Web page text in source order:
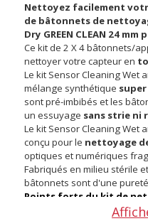
Nettoyez facilement
de bâtonnets de
Dry GREEN CLEAN 24
Ce kit de 2 X 4 bâtonnets/
nettoyer votre capteur en
Le kit Sensor Cleaning Wet
mélange synthétique
sont pré-imbibés et les
un essuyage sans strie ni
Le kit Sensor Cleaning Wet
conçu pour le nettoyage
optiques et numériques
Fabriqués en milieu stérile
bâtonnets sont d'une
Points forts du kit de
Dry 24 mm pour capteur